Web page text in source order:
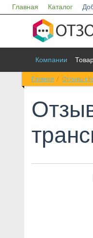
Главная Каталог
Компании
Главная Отзывы к